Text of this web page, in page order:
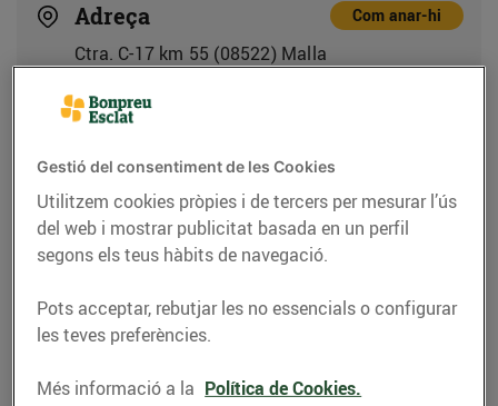
Adreça Com anar-hi
Ctra. C-17 km 55 (08522) Malla
Telèfon
938268824
Gaudeix d'alguns dels nostres serveis també els diumenges i
Gestió del consentiment de les Cookies
Utilitzem cookies pròpies i de tercers per mesurar l’ús
del web i mostrar publicitat basada en un perfil
segons els teus hàbits de navegació.
Pots acceptar, rebutjar les no essencials o configurar
les teves preferències.
Més informació a la Política de Cookies.